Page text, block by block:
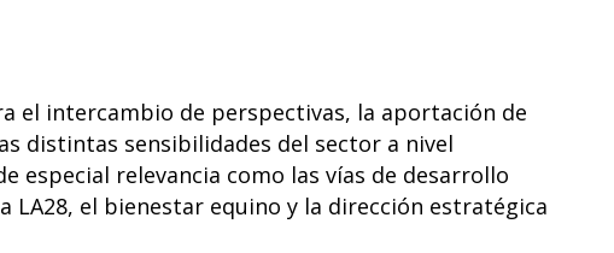
el intercambio de perspectivas, la aportación de
distintas sensibilidades del sector a nivel
especial relevancia como las vías de desarrollo
el bienestar equino y la dirección estratégica